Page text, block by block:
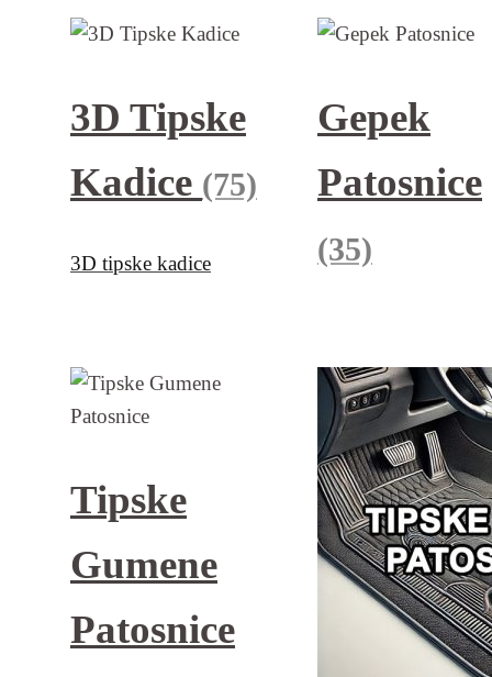
3D Tipske
Kadice (75)
3D tipske kadice
Gepek
Patosnice
(35)
Tipske
Gumene
Patosnice